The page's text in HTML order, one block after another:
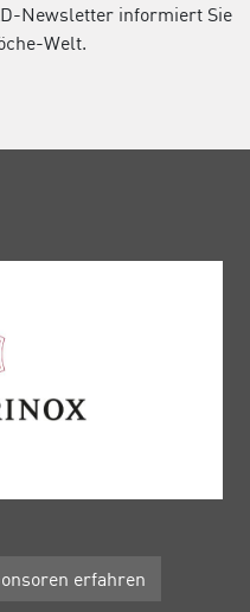
Newsletter informiert Sie
Welt.
erfahren